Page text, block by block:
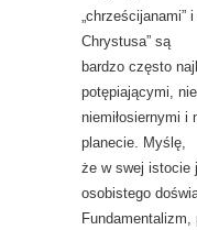
„chrześcijanami”
Chrystusa” są
bardzo często
potępiającymi,
niemiłosiernymi i
planecie. Myślę,
że w swej istocie
osobistego
Fundamentalizm,